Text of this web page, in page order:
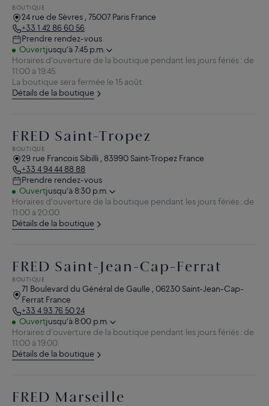
BOUTIQUE
24 rue de Sèvres , 75007 Paris France
+33 1 42 86 60 56
Prendre rendez-vous
Ouvertjusqu’à 7:45 p.m.
Horaires d’ouverture de la boutique pendant les jours fériés : de
11:00 à 19:45.
La boutique sera fermée le 15 août.
Détails de la boutique
FRED Saint-Tropez
BOUTIQUE
29 rue Francois Sibilli , 83990 Saint-Tropez France
+33 4 94 44 88 88
Prendre rendez-vous
Ouvertjusqu’à 8:30 p.m.
Horaires d’ouverture de la boutique pendant les jours fériés : de
11:00 à 20:00.
Détails de la boutique
FRED Saint-Jean-Cap-Ferrat
BOUTIQUE
71 Boulevard du Général de Gaulle , 06230 Saint-Jean-Cap-
Ferrat France
+33 4 93 76 50 24
Ouvertjusqu’à 8:00 p.m.
Horaires d’ouverture de la boutique pendant les jours fériés : de
11:00 à 19:00.
Détails de la boutique
FRED Marseille